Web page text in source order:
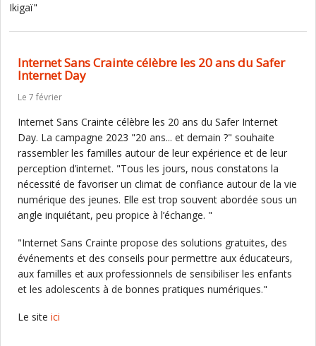
Ikigaï"
Internet Sans Crainte célèbre les 20 ans du Safer
Internet Day
Le 7 février
Internet Sans Crainte célèbre les 20 ans du Safer Internet
Day. La campagne 2023 "20 ans... et demain ?" souhaite
rassembler les familles autour de leur expérience et de leur
perception d’internet. "Tous les jours, nous constatons la
nécessité de favoriser un climat de confiance autour de la vie
numérique des jeunes. Elle est trop souvent abordée sous un
angle inquiétant, peu propice à l’échange. "
"Internet Sans Crainte propose des solutions gratuites, des
événements et des conseils pour permettre aux éducateurs,
aux familles et aux professionnels de sensibiliser les enfants
et les adolescents à de bonnes pratiques numériques."
Le site ici